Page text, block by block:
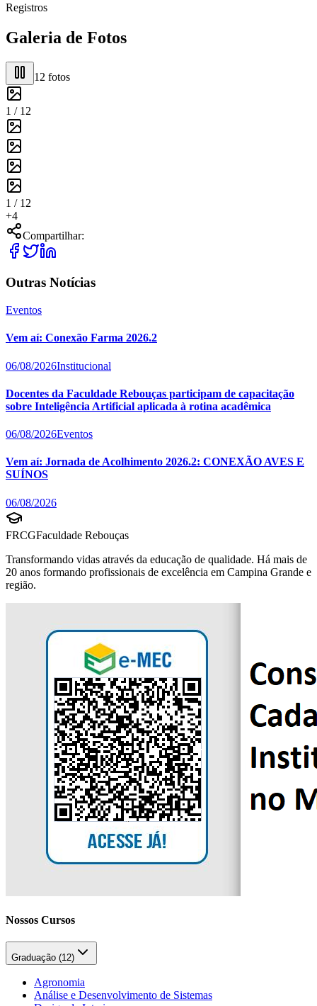
Registros
Galeria de Fotos
12 fotos
1 / 12
1 / 12
+4
Compartilhar:
Outras Notícias
Eventos
Vem aí: Conexão Farma 2026.2
06/08/2026Institucional
Docentes da Faculdade Rebouças participam de capacitação
sobre Inteligência Artificial aplicada à rotina acadêmica
06/08/2026Eventos
Vem aí: Jornada de Acolhimento 2026.2: CONEXÃO AVES E
SUÍNOS
06/08/2026
FRCGFaculdade Rebouças
Transformando vidas através da educação de qualidade. Há mais de
20 anos formando profissionais de excelência em Campina Grande e
região.
Nossos Cursos
Graduação (12)
Agronomia
Análise e Desenvolvimento de Sistemas